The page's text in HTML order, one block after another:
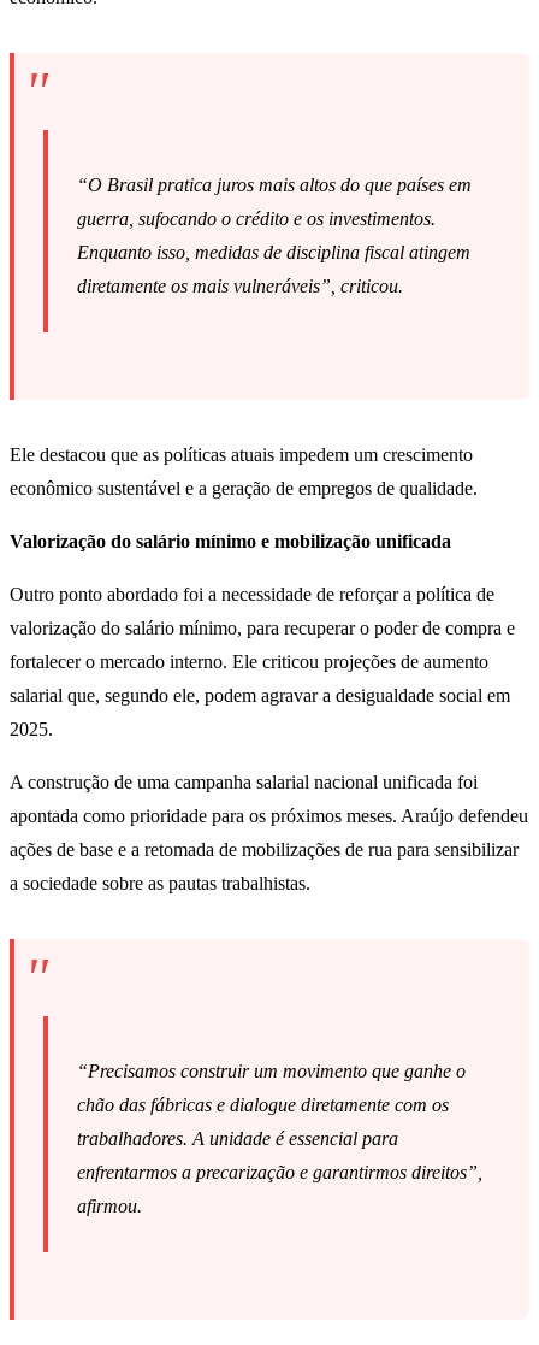
“O Brasil pratica juros mais altos do que países em
guerra, sufocando o crédito e os investimentos.
Enquanto isso, medidas de disciplina fiscal atingem
diretamente os mais vulneráveis”, criticou.
Ele destacou que as políticas atuais impedem um crescimento
econômico sustentável e a geração de empregos de qualidade.
Valorização do salário mínimo e mobilização unificada
Outro ponto abordado foi a necessidade de reforçar a política de
valorização do salário mínimo, para recuperar o poder de compra e
fortalecer o mercado interno. Ele criticou projeções de aumento
salarial que, segundo ele, podem agravar a desigualdade social em
2025.
A construção de uma campanha salarial nacional unificada foi
apontada como prioridade para os próximos meses. Araújo defendeu
ações de base e a retomada de mobilizações de rua para sensibilizar
a sociedade sobre as pautas trabalhistas.
“Precisamos construir um movimento que ganhe o
chão das fábricas e dialogue diretamente com os
trabalhadores. A unidade é essencial para
enfrentarmos a precarização e garantirmos direitos”,
afirmou.